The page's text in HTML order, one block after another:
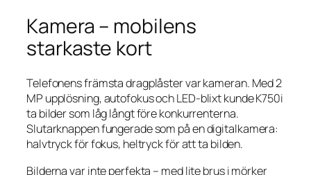
Kamera – mobilens
starkaste kort
Telefonens främsta dragplåster var kameran. Med 2
MP upplösning, autofokus och LED-blixt kunde K750i
ta bilder som låg långt före konkurrenterna.
Slutarknappen fungerade som på en digitalkamera:
halvtryck för fokus, heltryck för att ta bilden.
Bilderna var inte perfekta – med lite brus i mörker